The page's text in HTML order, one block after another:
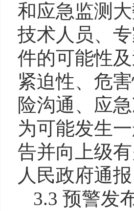
和应急监测
技术人员、
件的可能性
紧迫性、危
险沟通、应
为可能发生
告并向上级
人民政府通报
3.3 预警发